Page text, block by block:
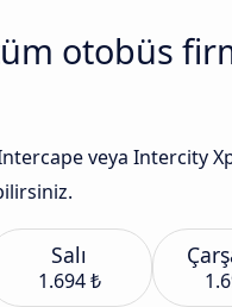
otobüs
veya Intercity
Salı
1.694 ₺